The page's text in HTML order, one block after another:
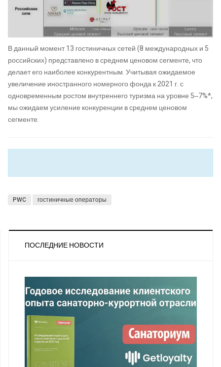
В данный момент 13 гостиничных сетей (8 международных и 5
российских) представлено в среднем ценовом сегменте, что
делает его наиболее конкурентным. Учитывая ожидаемое
увеличение иностранного номерного фонда к 2021 г. с
одновременным ростом внутреннего туризма на уровне 5‒7%*,
мы ожидаем усиление конкуренции в среднем ценовом
сегменте.
PWC гостиничные операторы
ПОСЛЕДНИЕ НОВОСТИ